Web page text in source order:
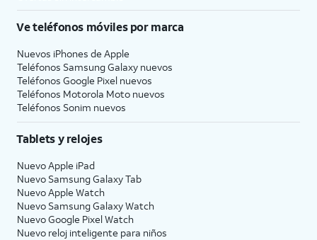
Ve teléfonos móviles por marca
Nuevos iPhones de Apple
Teléfonos Samsung Galaxy nuevos
Teléfonos Google Pixel nuevos
Teléfonos Motorola Moto nuevos
Teléfonos Sonim nuevos
Tablets y relojes
Nuevo Apple iPad
Nuevo Samsung Galaxy Tab
Nuevo Apple Watch
Nuevo Samsung Galaxy Watch
Nuevo Google Pixel Watch
Nuevo reloj inteligente para niños